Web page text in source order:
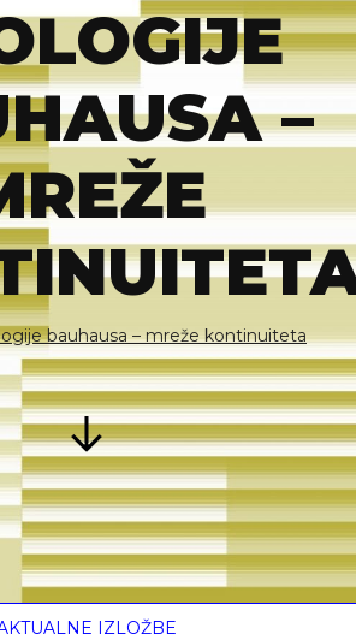
–
bauhausa – mreže kontinuiteta
IZLOŽBE